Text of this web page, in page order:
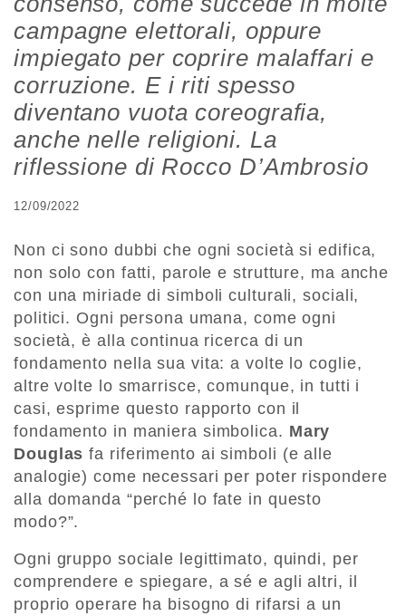
campagne elettorali, oppure
impiegato per coprire malaffari e
corruzione. E i riti spesso
diventano vuota coreografia,
anche nelle religioni. La
riflessione di Rocco D’Ambrosio
12/09/2022
Non ci sono dubbi che ogni società si edifica,
non solo con fatti, parole e strutture, ma anche
con una miriade di simboli culturali, sociali,
politici. Ogni persona umana, come ogni
società, è alla continua ricerca di un
fondamento nella sua vita: a volte lo coglie,
altre volte lo smarrisce, comunque, in tutti i
casi, esprime questo rapporto con il
fondamento in maniera simbolica. Mary
Douglas fa riferimento ai simboli (e alle
analogie) come necessari per poter rispondere
alla domanda “perché lo fate in questo
modo?”.
Ogni gruppo sociale legittimato, quindi, per
comprendere e spiegare, a sé e agli altri, il
proprio operare ha bisogno di rifarsi a un